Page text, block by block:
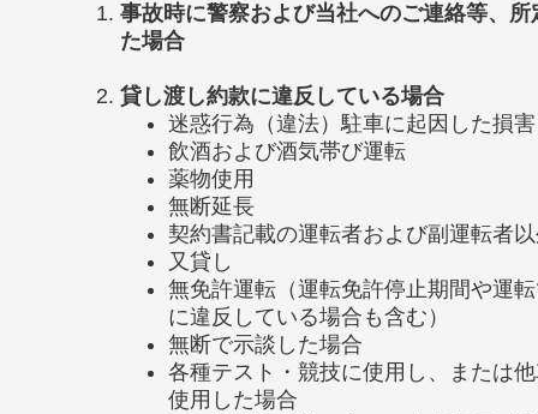
事故時に警察および当社へのご連絡等、
た場合
貸し渡し約款に違反している場合
迷惑行為（違法）駐車に起因した損害
飲酒および酒気帯び運転
薬物使用
無断延長
契約書記載の運転者および副運転者
又貸し
無免許運転（運転免許停止期間や運
に違反している場合も含む）
無断で示談した場合
各種テスト・競技に使用し、または
使用した場合